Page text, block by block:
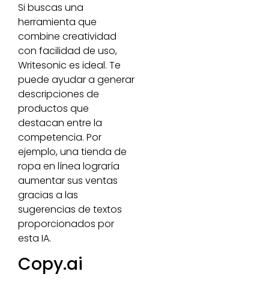
Si buscas una
herramienta que
combine creatividad
con facilidad de uso,
Writesonic es ideal. Te
puede ayudar a generar
descripciones de
productos que
destacan entre la
competencia. Por
ejemplo, una tienda de
ropa en línea lograría
aumentar sus ventas
gracias a las
sugerencias de textos
proporcionados por
esta IA.
Copy.ai